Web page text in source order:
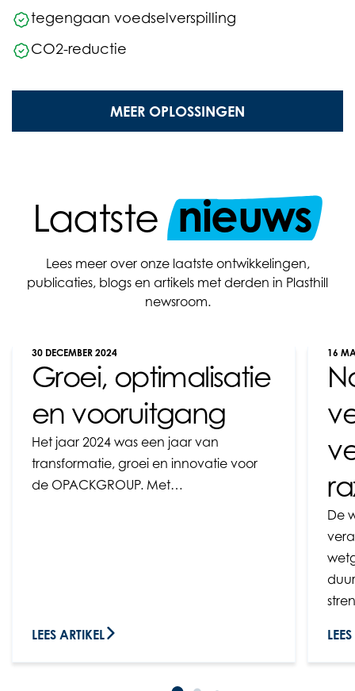
tegengaan voedselverspilling
CO2-reductie
MEER OPLOSSINGEN
Laatste nieuws
Lees meer over onze laatste ontwikkelingen,
publicaties, blogs en artikels met derden in Plasthill
newsroom.
Groei, optimalisatie
en vooruitgang
30 DECEMBER 2024
Het jaar 2024 was een jaar van
transformatie, groei en innovatie voor
de OPACKGROUP. Met…
LEES ARTIKEL
16
De